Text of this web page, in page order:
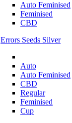
Auto Feminised
Feminised
CBD
Errors Seeds Silver
Auto
Auto Feminised
CBD
Regular
Feminised
Cup